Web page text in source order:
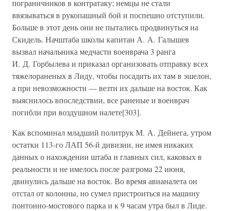
пограничников в контратаку; немцы не стали
ввязываться в рукопашный бой и поспешно отступили.
Больше в этот день они не пытались продвинуться на
Скидель. Начштаба школы капитан А. А. Галышев
вызвал начальника медчасти военврача 3 ранга
И. Д. Горбылева и приказал организовать отправку всех
тяжелораненых в Лиду, чтобы посадить их там в эшелон,
а при невозможности — везти их дальше на восток. Как
выяснилось впоследствии, все раненые и военврач
погибли при воздушном налете[303].
Как вспоминал младший политрук М. А. Дейнега, утром
остатки 113-го ЛАП 56-й дивизии, не имея никаких
данных о нахождении штаба и главных сил, каковых в
реальности и не имелось после разгрома 22 июня,
двинулись дальше на восток. Во время авианалета он
отстал от колонны, но сумел пристроиться на машину
понтонно-мостового парка и к 9 часам утра был в Лиде.